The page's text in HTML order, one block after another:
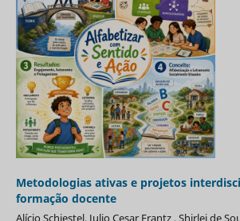
Metodologias ativas e projetos
formação docente